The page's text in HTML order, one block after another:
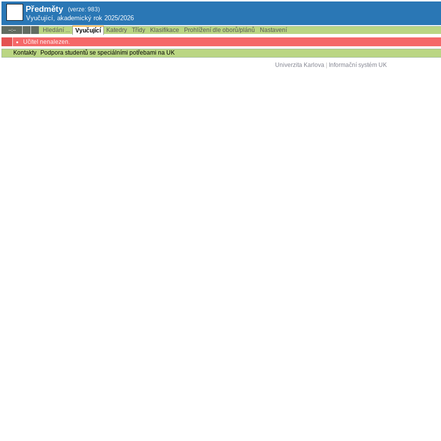
Předměty (verze: 983)
Vyučující, akademický rok 2025/2026
--:-- Hledání ... Vyučující Katedry Třídy Klasifikace Prohlížení dle oborů/plánů
Nastavení
Učitel nenalezen.
Kontakty
Podpora studentů se speciálními potřebami na UK
Univerzita Karlova| Informační systém UK